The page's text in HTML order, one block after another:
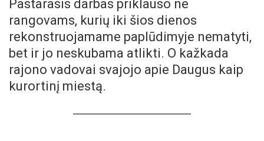
Pastarasis darbas priklauso ne
rangovams, kurių iki šios dienos
rekonstruojamame paplūdimyje nematyti,
bet ir jo neskubama atlikti. O kažkada
rajono vadovai svajojo apie Daugus kaip
kurortinį miestą.